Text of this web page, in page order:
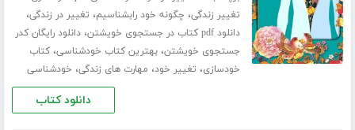
تغییر زندگی، چگونه خود رابشناسیم، تغییر در زندگی،
دانلود pdf کتاب در جستجوی خویشتن ،دانلود رایگان کدر
جستجوی خویشتن،بهترین کتاب خودشناسی،کتاب
خودسازی، تغییر خود، مهارت های زندگی، خودشناسی
دانلود کتاب